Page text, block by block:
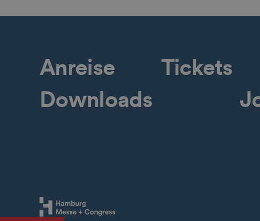
Anreise Tickets
Downloads